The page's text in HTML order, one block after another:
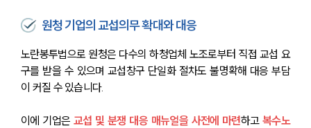
원청 기업의 교섭의무 확대와 대응
노란봉투법으로 원청은 다수의 하청업체 노조로부터 직접 교섭 요
구를 받을 수 있으며 교섭창구 단일화 절차도 불명확해 대응 부담
이 커질 수 있습니다.
이에 기업은 교섭 및 분쟁 대응 매뉴얼을 사전에 마련하고 복수노